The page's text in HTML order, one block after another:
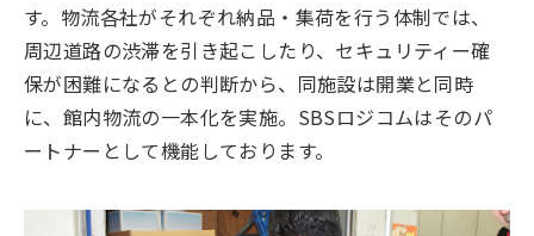
す。物流各社がそれぞれ納品・集荷を行う体制では、
周辺道路の渋滞を引き起こしたり、セキュリティー確
保が困難になるとの判断から、同施設は開業と同時
に、館内物流の一本化を実施。SBSロジコムはそのパ
ートナーとして機能しております。